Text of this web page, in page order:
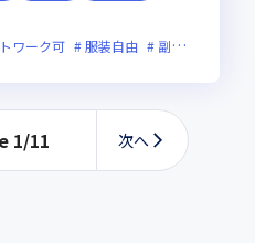
ワーク可 服装自由 副業可
1/11 次へ